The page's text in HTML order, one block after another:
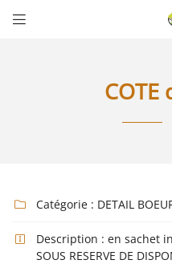

La Thérèsière
 Adresse email de réception
 Catégorie : DETAIL
 Description : en sachet
SOUS RESERVE DE